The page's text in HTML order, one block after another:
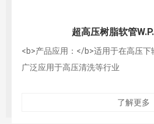
超高压树脂软管
<b>产品应用：</b>适用于在高压下
广泛应用于高压清洗等行业
了解更多